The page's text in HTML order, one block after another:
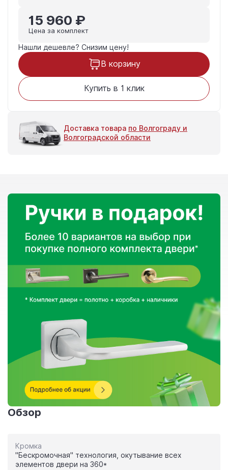
15 960 ₽
Цена за комплект
Нашли дешевле? Снизим цену!
В корзину
Купить в 1 клик
Доставка товара по Волгограду и
Волгоградской области
Обзор
Кромка
"Бескромочная" технология, окутывание всех
элементов двери на 360*